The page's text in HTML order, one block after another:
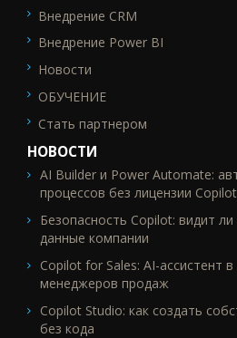
Внедрение CRM
Внедрение Power BI
Новости
ОБУЧЕНИЕ
Стать партнером
НОВОСТИ
AI Builder и Power Automate:
процессов без лицензии Copilot
Безопасность Copilot: видит
данные компании
Copilot for Sales: AI-ассистент
менеджеров продаж
Copilot Studio: как создать
без кода